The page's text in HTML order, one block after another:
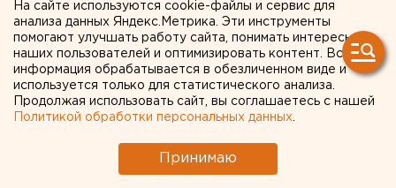
Челябинске
В трамвае нашли подозрительную коробку.
Накануне, 21 августа, в Челябинске кондуктор
обнаружила бесхозную коробку в трамвае и
находился в районе остановки «Оперный театр» в
центре города, сообщили агентству ЕАН в пресс-
На сайте используются cookie-файлы и сервис для
анализа данных Яндекс.Метрика. Эти инструменты
помогают улучшать работу сайта, понимать интересы
наших пользователей и оптимизировать контент. Вся
информация обрабатывается в обезличенном виде и
используется только для статистического анализа.
Продолжая использовать сайт, вы соглашаетесь с нашей
Политикой обработки персональных данных
Принимаю